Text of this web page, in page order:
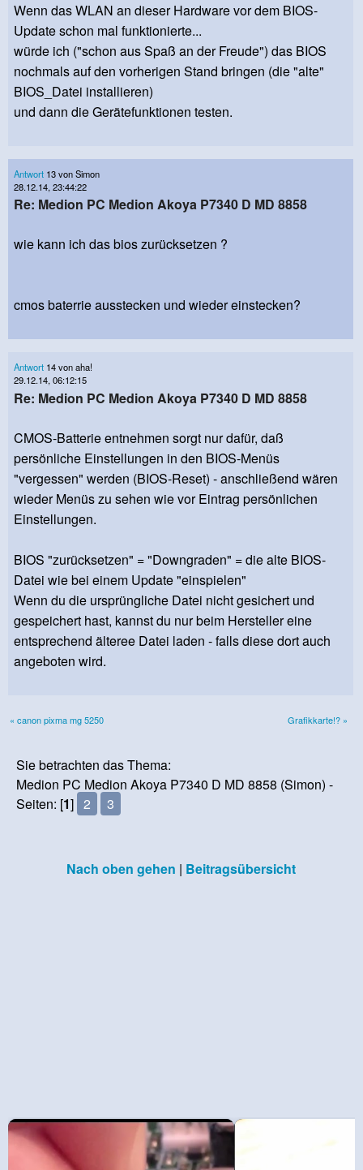
Wenn das WLAN an dieser Hardware vor dem BIOS-
Update schon mal funktionierte...
würde ich ("schon aus Spaß an der Freude") das BIOS
nochmals auf den vorherigen Stand bringen (die "alte"
BIOS_Datei installieren)
und dann die Gerätefunktionen testen.
Antwort 13 von Simon
28.12.14, 23:44:22
Re: Medion PC Medion Akoya P7340 D MD 8858
wie kann ich das bios zurücksetzen ?
cmos baterrie ausstecken und wieder einstecken?
Antwort 14 von aha!
29.12.14, 06:12:15
Re: Medion PC Medion Akoya P7340 D MD 8858
CMOS-Batterie entnehmen sorgt nur dafür, daß
persönliche Einstellungen in den BIOS-Menüs
"vergessen" werden (BIOS-Reset) - anschließend wären
wieder Menüs zu sehen wie vor Eintrag persönlichen
Einstellungen.
BIOS "zurücksetzen" = "Downgraden" = die alte BIOS-
Datei wie bei einem Update "einspielen"
Wenn du die ursprüngliche Datei nicht gesichert und
gespeichert hast, kannst du nur beim Hersteller eine
entsprechend älteree Datei laden - falls diese dort auch
angeboten wird.
« canon pixma mg 5250 Grafikkarte!? »
Sie betrachten das Thema:
Medion PC Medion Akoya P7340 D MD 8858 (Simon) -
Seiten: [1] 2 3
Nach oben gehen | Beitragsübersicht